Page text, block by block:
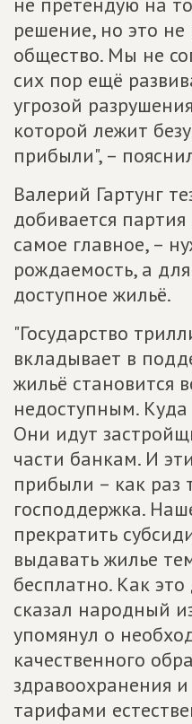
решение, но это не
общество. Мы не
сих пор ещё
угрозой
которой лежит
прибыли", –
Валерий Гартунг
добивается
самое главное, –
рождаемость, а
доступное жильё.
"Государство
вкладывает в
жильё становится
недоступным. Куда
Они идут
части банкам. И
прибыли – как раз
господдержка.
прекратить
выдавать жилье
бесплатно. Как это
сказал народный
упомянул о
качественного
здравоохранения
тарифами